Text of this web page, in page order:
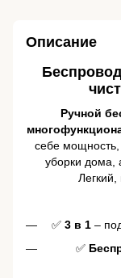
Описание
Ручной
себе
уборки дома,
Легкий,
✅ 3 в 1 –
✅